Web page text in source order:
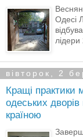
Одесі
лідери
вівторок, 2
Кращі практики
одеських
країною